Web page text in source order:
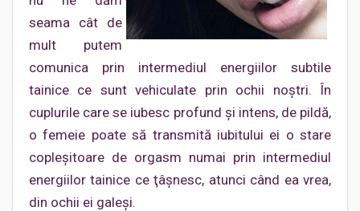
seama cât de
mult putem
comunica prin intermediul energiilor subtile
tainice ce sunt vehiculate prin ochii noştri. În
cuplurile care se iubesc profund şi intens, de pildă,
o femeie poate să transmită iubitului ei o stare
copleşitoare de orgasm numai prin intermediul
energiilor tainice ce ţâşnesc, atunci când ea vrea,
din ochii ei galeşi.